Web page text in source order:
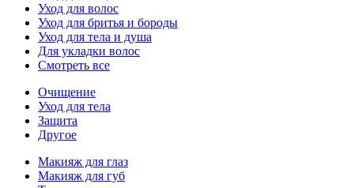
Уход для волос
Уход для бритья и бороды
Уход для тела и душа
Для укладки волос
Смотреть все
Очищение
Уход для тела
Защита
Другое
Макияж для глаз
Макияж для губ